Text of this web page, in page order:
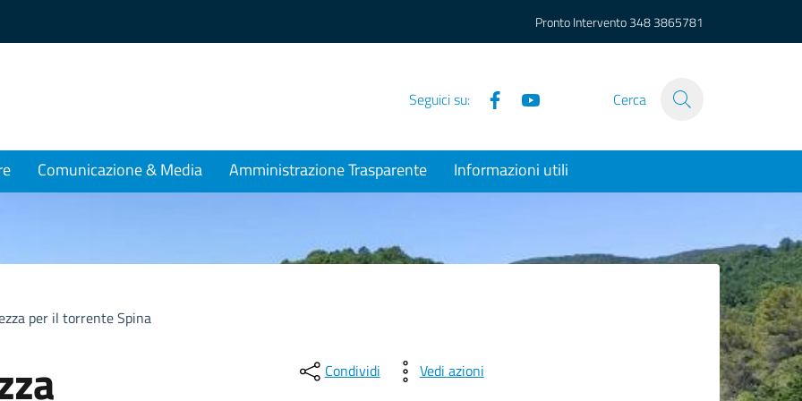
Pronto Intervento348 3865781
Seguici su: Facebook Cerca
Comunicazione & Media Amministrazione Trasparente Informazioni utili
per il torrente Spina
Condividi Vedi azioni